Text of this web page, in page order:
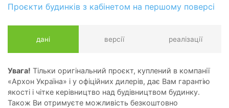
Проєкти будинків з кабінетом на першому поверсі
дані версії реалізації
Увага! Тільки оригінальний проєкт, куплений в компанії
«Архон Україна» і у офіційних дилерів, дає Вам гарантію
якості і чітке керівництво над будівництвом будинку.
Також Ви отримуєте можливість безкоштовно